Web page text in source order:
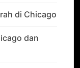
di Chicago
dan